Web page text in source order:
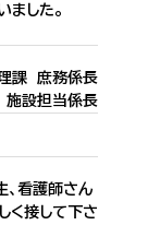
した。
課 庶務係長
設担当係長
看護師さん
く接して下さ